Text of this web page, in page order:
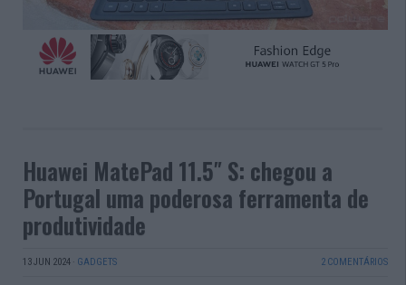
Huawei MatePad 11.5″ S: chegou a
Portugal uma poderosa ferramenta de
produtividade
13 JUN 2024 · GADGETS 2 COMENTÁRIOS